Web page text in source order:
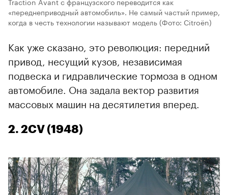
«переднеприводный автомобиль». Не самый частый пример,
когда в честь технологии называют модель(Фото: Citroën)
Как уже сказано, это революция: передний
привод, несущий кузов, независимая
подвеска и гидравлические тормоза в одном
автомобиле. Она задала вектор развития
массовых машин на десятилетия вперед.
2. 2CV (1948)